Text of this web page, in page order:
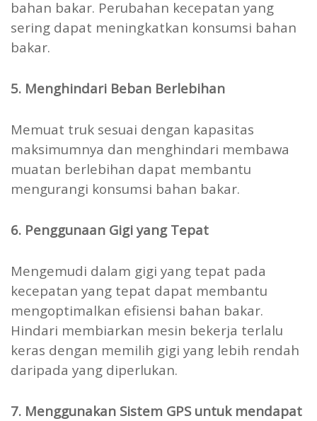
bahan bakar. Perubahan kecepatan yang
sering dapat meningkatkan konsumsi bahan
bakar.
5. Menghindari Beban Berlebihan
Memuat truk sesuai dengan kapasitas
maksimumnya dan menghindari membawa
muatan berlebihan dapat membantu
mengurangi konsumsi bahan bakar.
6. Penggunaan Gigi yang Tepat
Mengemudi dalam gigi yang tepat pada
kecepatan yang tepat dapat membantu
mengoptimalkan efisiensi bahan bakar.
Hindari membiarkan mesin bekerja terlalu
keras dengan memilih gigi yang lebih rendah
daripada yang diperlukan.
7. Menggunakan Sistem GPS untuk mendapat